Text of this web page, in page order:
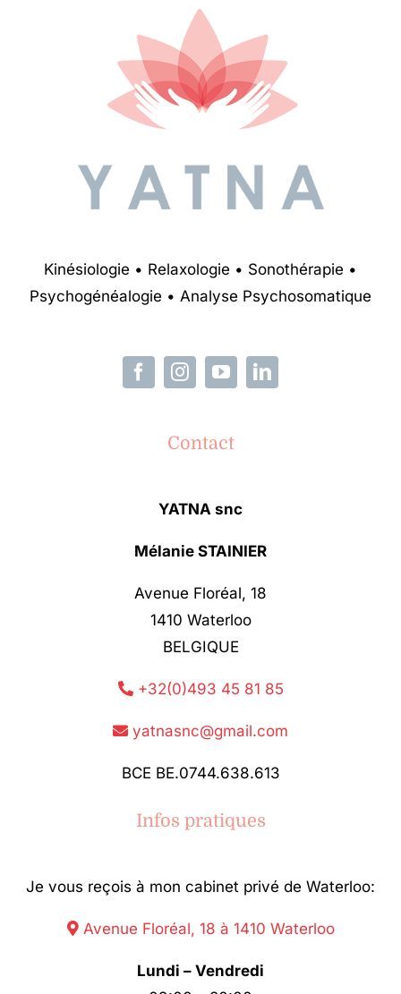
Kinésiologie • Relaxologie • Sonothérapie •
Psychogénéalogie • Analyse Psychosomatique
Contact
YATNA snc
Mélanie STAINIER
Avenue Floréal, 18
1410 Waterloo
BELGIQUE
+32(0)493 45 81 85
yatnasnc@gmail.com
BCE BE.0744.638.613
Infos pratiques
Je vous reçois à mon cabinet privé de Waterloo:
Avenue Floréal, 18 à 1410 Waterloo
Lundi – Vendredi